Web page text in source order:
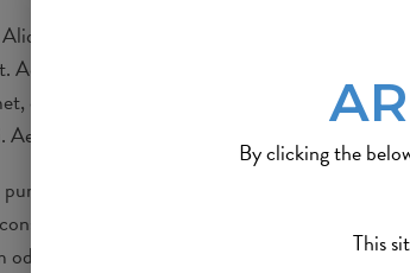
By clicking the
This
in orci ac leo porttitor accumsan.
Aenean purus purus, efficitur vel iaculis
consectetur adipiscing elit. Nam hendrerit
commodo neque dui, eu dapibus justo
purus id, pretium rhoncus neque. Maecenas
fringilla. Phasellus nec maximus